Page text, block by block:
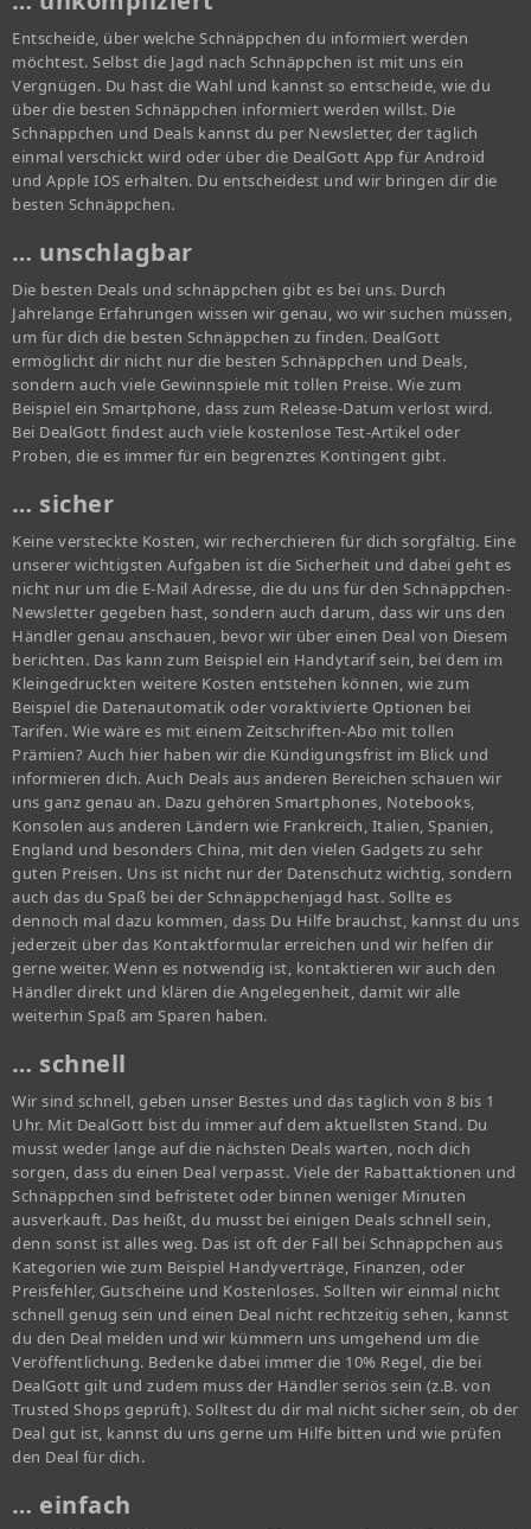
Entscheide, über welche Schnäppchen du informiert werden
möchtest. Selbst die Jagd nach Schnäppchen ist mit uns ein
Vergnügen. Du hast die Wahl und kannst so entscheide, wie du
über die besten Schnäppchen informiert werden willst. Die
Schnäppchen und Deals kannst du per Newsletter, der täglich
einmal verschickt wird oder über die DealGott App für Android
und Apple IOS erhalten. Du entscheidest und wir bringen dir die
besten Schnäppchen.
… unschlagbar
Die besten Deals und schnäppchen gibt es bei uns. Durch
Jahrelange Erfahrungen wissen wir genau, wo wir suchen müssen,
um für dich die besten Schnäppchen zu finden. DealGott
ermöglicht dir nicht nur die besten Schnäppchen und Deals,
sondern auch viele Gewinnspiele mit tollen Preise. Wie zum
Beispiel ein Smartphone, dass zum Release-Datum verlost wird.
Bei DealGott findest auch viele kostenlose Test-Artikel oder
Proben, die es immer für ein begrenztes Kontingent gibt.
… sicher
Keine versteckte Kosten, wir recherchieren für dich sorgfältig. Eine
unserer wichtigsten Aufgaben ist die Sicherheit und dabei geht es
nicht nur um die E-Mail Adresse, die du uns für den Schnäppchen-
Newsletter gegeben hast, sondern auch darum, dass wir uns den
Händler genau anschauen, bevor wir über einen Deal von Diesem
berichten. Das kann zum Beispiel ein Handytarif sein, bei dem im
Kleingedruckten weitere Kosten entstehen können, wie zum
Beispiel die Datenautomatik oder voraktivierte Optionen bei
Tarifen. Wie wäre es mit einem Zeitschriften-Abo mit tollen
Prämien? Auch hier haben wir die Kündigungsfrist im Blick und
informieren dich. Auch Deals aus anderen Bereichen schauen wir
uns ganz genau an. Dazu gehören Smartphones, Notebooks,
Konsolen aus anderen Ländern wie Frankreich, Italien, Spanien,
England und besonders China, mit den vielen Gadgets zu sehr
guten Preisen. Uns ist nicht nur der Datenschutz wichtig, sondern
auch das du Spaß bei der Schnäppchenjagd hast. Sollte es
dennoch mal dazu kommen, dass Du Hilfe brauchst, kannst du uns
jederzeit über das Kontaktformular erreichen und wir helfen dir
gerne weiter. Wenn es notwendig ist, kontaktieren wir auch den
Händler direkt und klären die Angelegenheit, damit wir alle
weiterhin Spaß am Sparen haben.
… schnell
Wir sind schnell, geben unser Bestes und das täglich von 8 bis 1
Uhr. Mit DealGott bist du immer auf dem aktuellsten Stand. Du
musst weder lange auf die nächsten Deals warten, noch dich
sorgen, dass du einen Deal verpasst. Viele der Rabattaktionen und
Schnäppchen sind befristetet oder binnen weniger Minuten
ausverkauft. Das heißt, du musst bei einigen Deals schnell sein,
denn sonst ist alles weg. Das ist oft der Fall bei Schnäppchen aus
Kategorien wie zum Beispiel Handyverträge, Finanzen, oder
Preisfehler, Gutscheine und Kostenloses. Sollten wir einmal nicht
schnell genug sein und einen Deal nicht rechtzeitig sehen, kannst
du den Deal melden und wir kümmern uns umgehend um die
Veröffentlichung. Bedenke dabei immer die 10% Regel, die bei
DealGott gilt und zudem muss der Händler seriös sein (z.B. von
Trusted Shops geprüft). Solltest du dir mal nicht sicher sein, ob der
Deal gut ist, kannst du uns gerne um Hilfe bitten und wie prüfen
den Deal für dich.
… einfach